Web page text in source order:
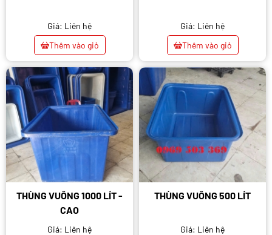
Giá: Liên hệ
Thêm vào giỏ
Giá: Liên hệ
Thêm vào giỏ
THÙNG VUÔNG 1000 LÍT -
CAO
Giá: Liên hệ
THÙNG VUÔNG 500 LÍT
Giá: Liên hệ